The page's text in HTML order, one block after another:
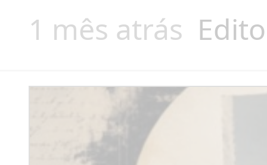
1 mês atrás